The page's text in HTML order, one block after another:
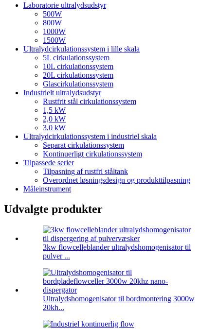
Laboratorie ultralydsudstyr
500W
800W
1000W
1500W
Ultralydcirkulationssystem i lille skala
5L cirkulationssystem
10L cirkulationssystem
20L cirkulationssystem
Glascirkulationssystem
Industrielt ultralydsudstyr
Rustfrit stål cirkulationssystem
1,5 kW
2,0 kW
3,0 kW
Ultralydcirkulationssystem i industriel skala
Separat cirkulationssystem
Kontinuerligt cirkulationssystem
Tilpassede serier
Tilpasning af rustfri ståltank
Overordnet løsningsdesign og produkttilpasning
Måleinstrument
Udvalgte produkter
3kw flowcelleblander ultralydshomogenisator til
pulver ...
Ultralydshomogenisator til bordmontering 3000w
20kh...